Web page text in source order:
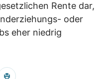
Rente dar,
oder
eher niedrig